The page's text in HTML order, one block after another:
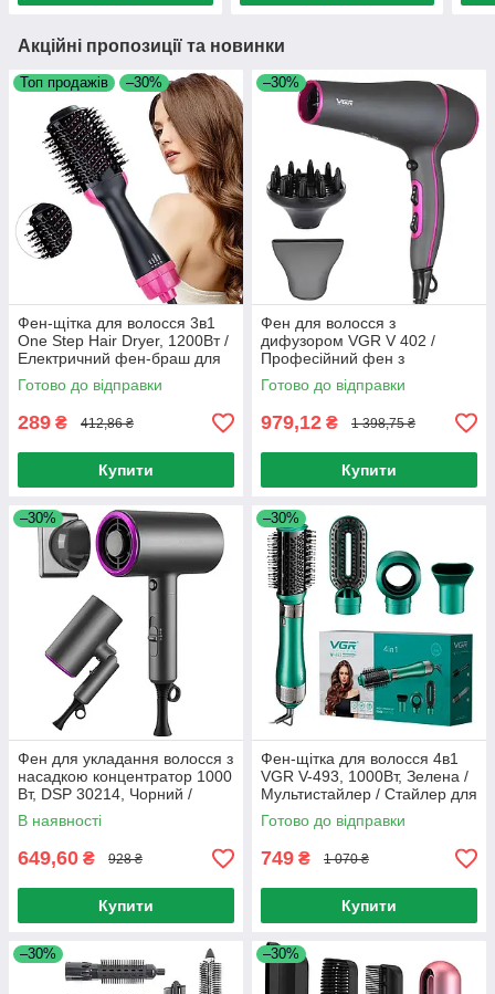
Акційні пропозиції та новинки
Топ продажів –30%
Фен-щітка для волосся 3в1
One Step Hair Dryer, 1200Вт /
Електричний фен-браш для
укладання волосся /
Повітряний стайлер
Готово до відправки
289 ₴ 412,86 ₴
Купити
–30%
Фен для волосся з
дифузором VGR V 402 /
Професійний фен з
насадками / Фен
професійний
Готово до відправки
979,12 ₴ 1 398,75 ₴
Купити
–30%
Фен для укладання волосся з
насадкою концентратор 1000
Вт, DSP 30214, Чорний /
Складний фен для волосся з
дифузором
В наявності
649,60 ₴ 928 ₴
Купити
–30%
Фен-щітка для волосся 4в1
VGR V-493, 1000Вт, Зелена /
Мультистайлер / Стайлер для
волосся / Фен-браш
Готово до відправки
749 ₴ 1 070 ₴
Купити
–30% –30%